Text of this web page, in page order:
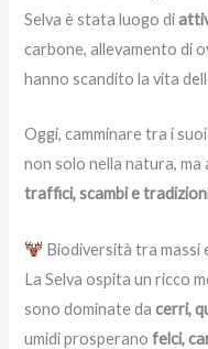
Selva è stata luogo di
carbone, allevamento di
hanno scandito la vita
Oggi, camminare tra i
non solo nella natura, ma
traffici, scambi e
Biodiversità tra massi
La Selva ospita un ricco
sono dominate dacerri,
umidi prosperanofelci,